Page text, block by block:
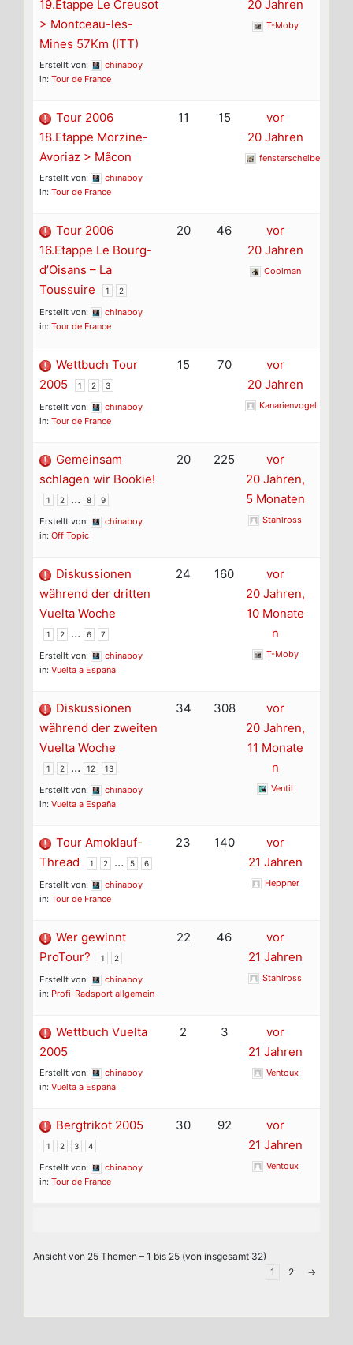
19.Etappe Le Creusot
> Montceau-les-
Mines 57Km (ITT)
Erstellt von:
chinaboy
in: Tour de France
20 Jahren
T-Moby
Tour 2006
18.Etappe Morzine-
Avoriaz > Mâcon
Erstellt von:
chinaboy
in: Tour de France
11 15
vor
20 Jahren
fensterscheibe
Tour 2006
16.Etappe Le Bourg-
d’Oisans – La
Toussuire
1 2
Erstellt von:
chinaboy
in: Tour de France
20 46
vor
20 Jahren
Coolman
Wettbuch Tour
2005
1 2 3
Erstellt von:
chinaboy
in: Tour de France
15 70
vor
20 Jahren
Kanarienvogel
Gemeinsam
schlagen wir Bookie!
1 2 … 8 9
Erstellt von:
chinaboy
in: Off Topic
20 225
vor
20 Jahren,
5 Monaten
Stahlross
Diskussionen
während der dritten
Vuelta Woche
1 2 … 6 7
Erstellt von:
chinaboy
in: Vuelta a España
24 160
vor
20 Jahren,
10 Monate
n
T-Moby
Diskussionen
während der zweiten
Vuelta Woche
1 2 … 12 13
Erstellt von:
chinaboy
in: Vuelta a España
34 308
vor
20 Jahren,
11 Monate
n
Ventil
Tour Amoklauf-
Thread
1 2 … 5 6
Erstellt von:
chinaboy
in: Tour de France
23 140
vor
21 Jahren
Heppner
Wer gewinnt
ProTour?
1 2
Erstellt von:
chinaboy
in: Profi-Radsport allgemein
22 46
vor
21 Jahren
Stahlross
Wettbuch Vuelta
2005
Erstellt von:
chinaboy
in: Vuelta a España
2 3
vor
21 Jahren
Ventoux
Bergtrikot 2005
1 2 3 4
Erstellt von:
chinaboy
in: Tour de France
30 92
vor
21 Jahren
Ventoux
Ansicht von 25 Themen – 1 bis 25 (von insgesamt 32)
1
2 →